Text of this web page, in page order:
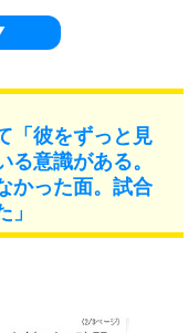
「彼をずっと見
意識がある。
かった面。試合